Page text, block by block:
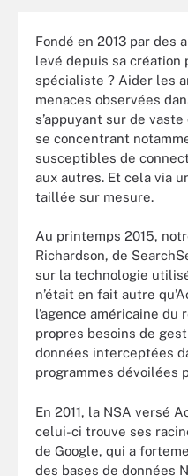
Fondé en 2013 par des
levé depuis sa création
spécialiste ? Aider les
menaces observées
s’appuyant sur de
se concentrant
susceptibles de
aux autres. Et cela via
taillée sur mesure.
Au printemps 2015,
Richardson, de
sur la technologie
n’était en fait autre
l’agence américaine
propres besoins de
données interceptées
programmes dévoilées
En 2011, la NSA versé
celui-ci trouve ses
de Google, qui a
des bases de données